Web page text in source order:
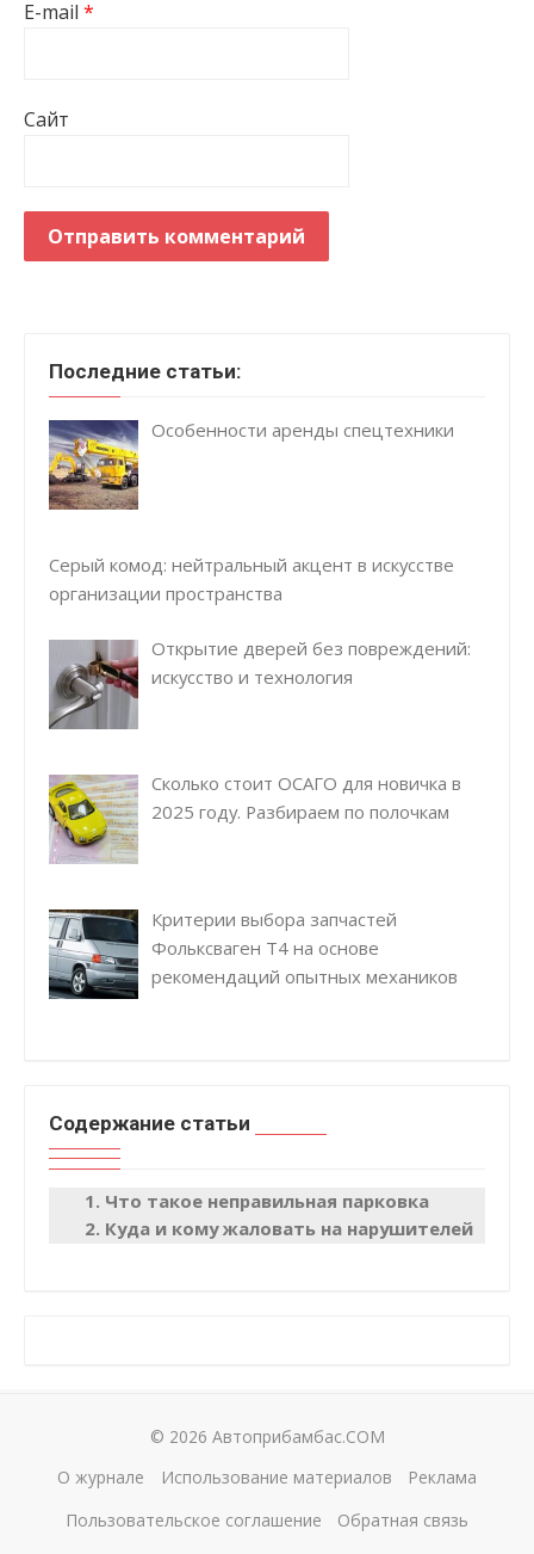
E-mail *
Сайт
Последние статьи:
Особенности аренды спецтехники
Серый комод: нейтральный акцент в искусстве
организации пространства
Открытие дверей без повреждений:
искусство и технология
Сколько стоит ОСАГО для новичка в
2025 году. Разбираем по полочкам
Критерии выбора запчастей
Фольксваген Т4 на основе
рекомендаций опытных механиков
Содержание статьи
Что такое неправильная парковка
Куда и кому жаловать на нарушителей
© 2026 Автоприбамбас.COM
О журнале
Использование материалов
Реклама
Пользовательское соглашение
Обратная связь